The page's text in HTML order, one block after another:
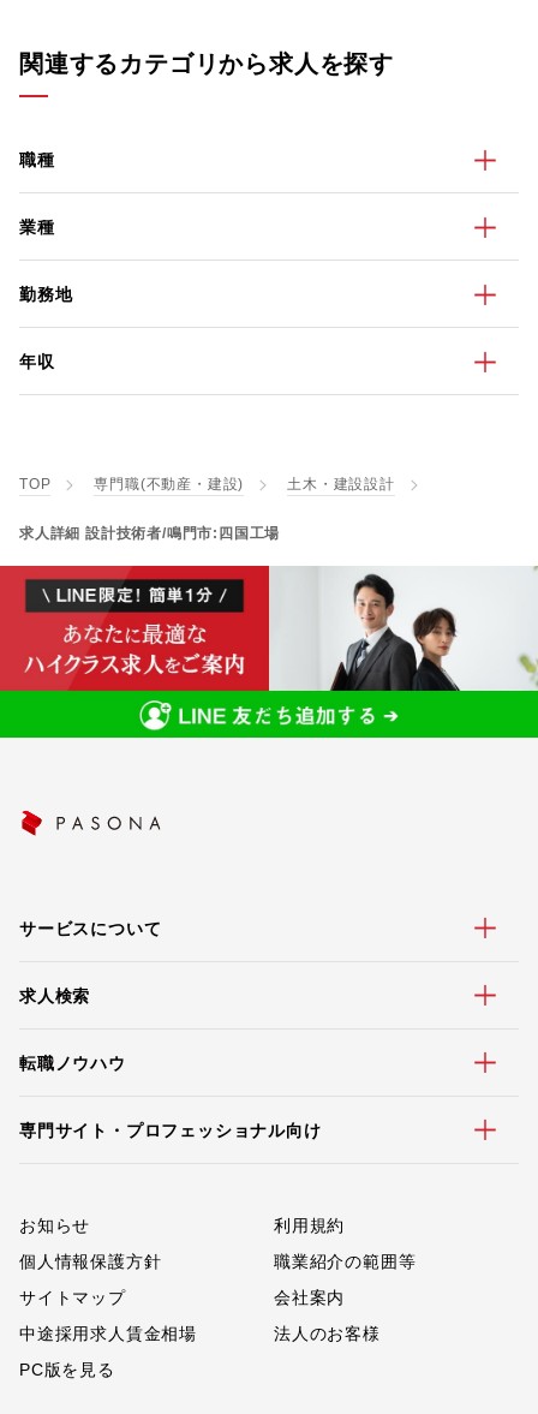
関連するカテゴリから求人を探す
職種
業種
勤務地
年収
TOP 専門職(不動産・建設) 土木・建設設計
求人詳細 設計技術者/鳴門市:四国工場
サービスについて
求人検索
転職ノウハウ
専門サイト・プロフェッショナル向け
お知らせ
利用規約
個人情報保護方針
職業紹介の範囲等
サイトマップ
会社案内
中途採用求人賃金相場
法人のお客様
PC版を見る